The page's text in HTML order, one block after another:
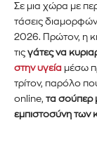
Σε μια χώρα με
τάσεις
2026. Πρώτον, η
τις γάτες να
στην υγεία μέσω
τρίτον, παρόλο
online, τα σούπερ
εμπιστοσύνη των